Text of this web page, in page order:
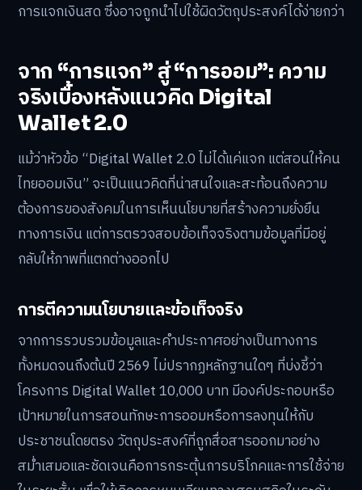
การแจกเงินสด ซึ่งอาจถูกนำไปใช้ผิดวัตถุประสงค์ได้ง่ายกว่า
จาก “การแจก” สู่ “การออม”: ความ
จริงเบื้องหลังแนวคิด Digital
Wallet 2.0
แม้ว่าหัวข้อ “Digital Wallet 2.0 ไม่ได้แค่แจก แต่สอนให้คน
ไทยออมเงิน” จะเป็นแนวคิดที่น่าสนใจและสะท้อนถึงความ
ต้องการของสังคมในการเห็นนโยบายที่สร้างความยั่งยืน
ทางการเงิน แต่การตรวจสอบข้อเท็จจริงตามข้อมูลที่มีอยู่
กลับให้ภาพที่แตกต่างออกไป
การตีความนโยบายและข้อเท็จจริง
จากการรวบรวมข้อมูลและคำประกาศอย่างเป็นทางการ
ทั้งหมดจนถึงต้นปี 2569 ไม่ปรากฏหลักฐานใดๆ ที่บ่งชี้ว่า
โครงการ Digital Wallet 10,000 บาท มีองค์ประกอบหรือ
เป้าหมายในการสอนทักษะการออมหรือการลงทุนให้กับ
ประชาชนโดยตรง วัตถุประสงค์ที่ถูกสื่อสารออกมาอย่าง
สม่ำเสมอและชัดเจนคือการกระตุ้นการบริโภคและการใช้จ่าย